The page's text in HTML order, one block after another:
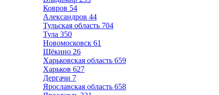
Ковров 54
Александров 44
Тульская область 704
Тула 350
Новомосковск 61
Щёкино 26
Харьковская область 659
Харьков 627
Дергачи 7
Ярославская область 658